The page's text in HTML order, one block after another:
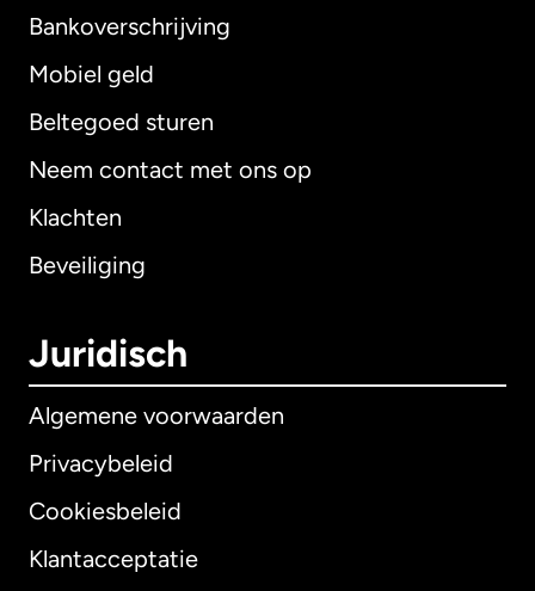
Bankoverschrijving
Mobiel geld
Beltegoed sturen
Neem contact met ons op
Klachten
Beveiliging
Juridisch
Algemene voorwaarden
Privacybeleid
Cookiesbeleid
Klantacceptatie